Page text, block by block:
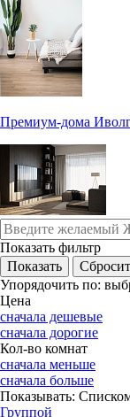
Премиум-дома
Показать фильтр
Упорядочить по:
Цена
сначала дешевые
сначала дорогие
Кол-во комнат
сначала меньше
сначала больше
Показывать:
Группой